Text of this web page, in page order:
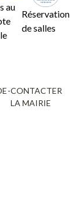
au
Réservation
de salles
-CONTACTER
LA MAIRIE